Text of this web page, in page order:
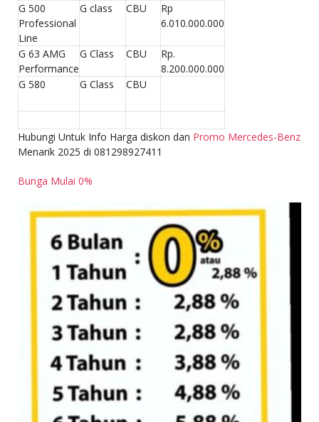
G 500
Professional
Line
G class CBU
Rp
6.010.000.000
G 63 AMG
Performance
G Class CBU
Rp.
8.200.000.000
G 580
G Class CBU
Hubungi Untuk Info Harga diskon dan Promo Mercedes-Benz
Menarik 2025 di 081298927411
Bunga Mulai 0%